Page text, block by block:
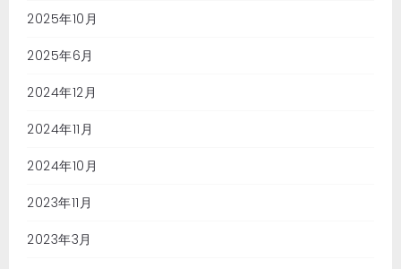
2025年10月
2025年6月
2024年12月
2024年11月
2024年10月
2023年11月
2023年3月